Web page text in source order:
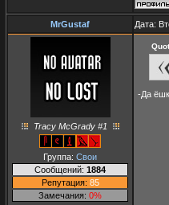
MrGustaf Дата:
Tracy McGrady #1
Группа: Свои
Сообщений: 1884
Репутация: 85
Замечания: 0%
-Да